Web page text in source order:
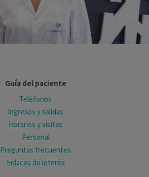
Guía del paciente
Teléfonos
Ingresos y salidas
Horarios y visitas
Personal
Preguntas frecuentes
Enlaces de interés